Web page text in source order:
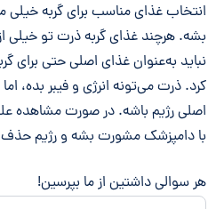
انتخاب غذای مناسب برای گربه خیلی
بشه. هرچند غذای گربه ذرت تو
نباید به‌عنوان غذای اصلی حتی
کرد. ذرت می‌تونه انرژی و فیبر بده،
اصلی رژیم باشه. در صورت مشاهده
با دامپزشک مشورت بشه و رژیم حذف
هر سوالی داشتین از ما بپرسین!